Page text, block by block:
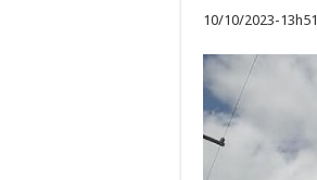
10/10/2023-13h51